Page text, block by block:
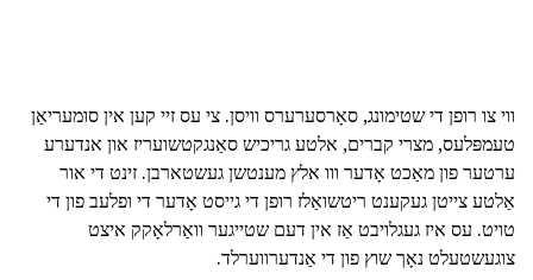
ווי צו רופן די שטימונג, סאָרסערערס וויסן. צי עס זיי קען אין סומעריאַן
טעמפּלעס, מצרי קברים, אלטע גריכיש סאַנגקטשועריז און אנדערע
ערטער פון מאַכט אָדער ווו אלץ מענטשן געשטארבן. זינט די אור
אַלטע צייטן געקענט ריטשואַלז רופן די גייסט אָדער די ופלעב פון די
טויט. עס איז געגלויבט אַז אין דעם שטייגער וואַרלאָקק איצט
צוגעשטעלט נאָך שוץ פון די אַנדערווערלד.